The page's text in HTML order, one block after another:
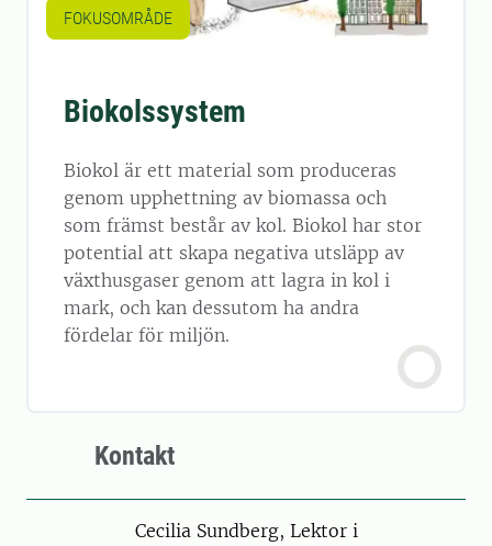
FOKUSOMRÅDE
Biokolssystem
Biokol är ett material som produceras
genom upphettning av biomassa och
som främst består av kol. Biokol har stor
potential att skapa negativa utsläpp av
växthusgaser genom att lagra in kol i
mark, och kan dessutom ha andra
fördelar för miljön.
Kontakt
PersonCecilia Sundberg, Lektor i